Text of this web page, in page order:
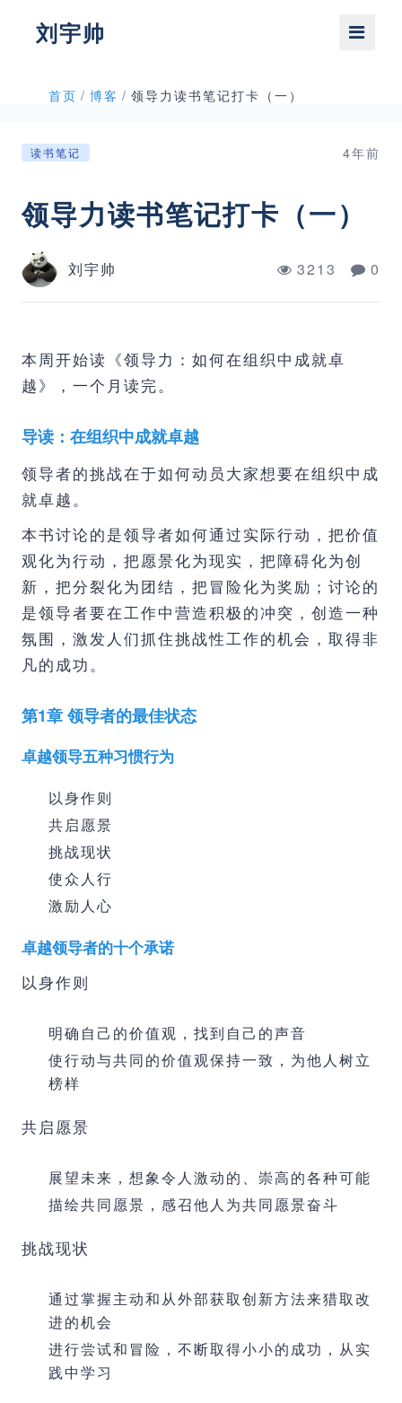
刘宇帅
首页 / 博客 / 领导力读书笔记打卡（一）
读书笔记 4年前
领导力读书笔记打卡（一）
刘宇帅 3213 0
本周开始读《领导力：如何在组织中成就卓
越》，一个月读完。
导读：在组织中成就卓越
领导者的挑战在于如何动员大家想要在组织中成
就卓越。
本书讨论的是领导者如何通过实际行动，把价值
观化为行动，把愿景化为现实，把障碍化为创
新，把分裂化为团结，把冒险化为奖励；讨论的
是领导者要在工作中营造积极的冲突，创造一种
氛围，激发人们抓住挑战性工作的机会，取得非
凡的成功。
第1章 领导者的最佳状态
卓越领导五种习惯行为
以身作则
共启愿景
挑战现状
使众人行
激励人心
卓越领导者的十个承诺
以身作则
明确自己的价值观，找到自己的声音
使行动与共同的价值观保持一致，为他人树立
榜样
共启愿景
展望未来，想象令人激动的、崇高的各种可能
描绘共同愿景，感召他人为共同愿景奋斗
挑战现状
通过掌握主动和从外部获取创新方法来猎取改
进的机会
进行尝试和冒险，不断取得小小的成功，从实
践中学习